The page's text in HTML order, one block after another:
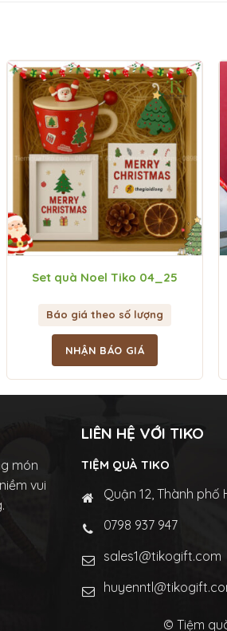
Set quà Noel Tiko 04_25
Báo giá theo số lượng
NHẬN BÁO GIÁ
món
vui
LIÊN HỆ VỚI TIKO
TIỆM QUÀ TIKO
Quận 12, Thành phố
0798 937 947
sales1@tikogift.com
© Tiệm